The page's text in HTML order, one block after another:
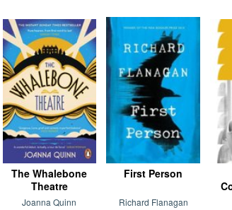
The Whalebone
Theatre
Joanna Quinn
First Person
Richard Flanagan